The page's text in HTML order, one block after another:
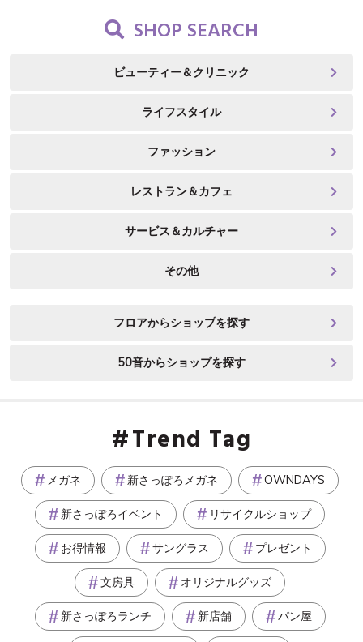
SHOP SEARCH
ビューティー＆クリニック
ライフスタイル
ファッション
レストラン＆カフェ
サービス＆カルチャー
その他
フロアからショップを探す
50音からショップを探す
Trend Tag
メガネ 新さっぽろメガネ OWNDAYS
新さっぽろイベント リサイクルショップ
お得情報 サングラス プレゼント
文房具 オリジナルグッズ
新さっぽろランチ 新店舗 パン屋